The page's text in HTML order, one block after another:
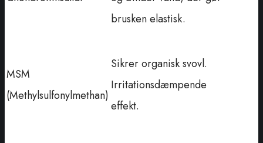
brusken elastisk.
MSM
(Methylsulfonylmethan)
Sikrer organisk svovl.
Irritationsdæmpende
effekt.